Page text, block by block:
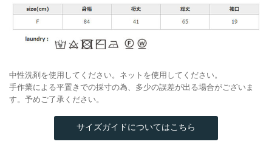
中性洗剤を使用してください。ネットを使用してください。
手作業による平置きでの採寸の為、多少の誤差が出る場合がございま
す。予めご了承ください。
サイズガイドについてはこちら